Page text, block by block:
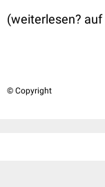
(weiterlesen? auf
© Copyright